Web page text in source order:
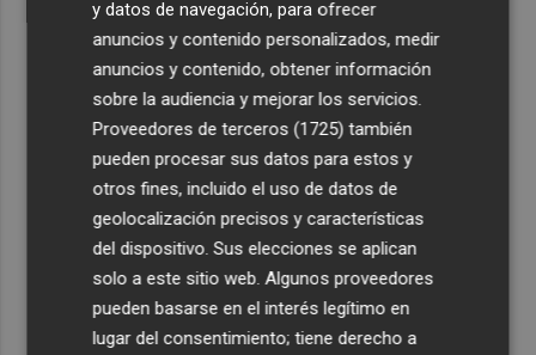
y datos de navegación, para ofrecer
anuncios y contenido personalizados, medir
anuncios y contenido, obtener información
sobre la audiencia y mejorar los servicios.
Proveedores de terceros (1725) también
pueden procesar sus datos para estos y
otros fines, incluido el uso de datos de
geolocalización precisos y características
del dispositivo. Sus elecciones se aplican
solo a este sitio web. Algunos proveedores
pueden basarse en el interés legítimo en
lugar del consentimiento; tiene derecho a